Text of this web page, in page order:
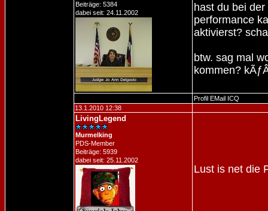
Beiträge: 5384
dabei seit: 24.11.2002
hast du bei
performance
aktivierst?
btw. sag mal
kommen?
Profil EMail ICQ
13.1.2010 12:38
LivingLegend
Murmelking
PDS-Member
Beiträge: 5939
dabei seit: 25.11.2002
Lust is net die